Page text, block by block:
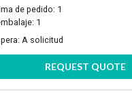
de pedido: 1
1
A solicitud
REQUEST QUOTE